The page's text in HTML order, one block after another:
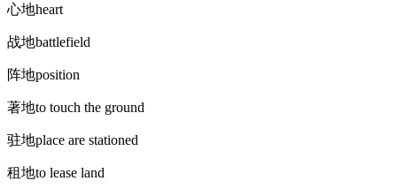
心地heart
战地battlefield
阵地position
著地to touch the ground
驻地place are stationed
租地to lease land